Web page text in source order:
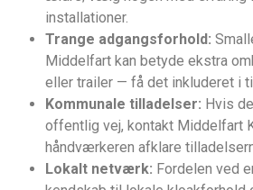
installationer.
Trange adgangsforhold:
Middelfart kan betyde ekstra
eller trailer — få det inkluderet i
Kommunale tilladelser: Hvis
offentlig vej, kontakt Middelfart
håndværkeren afklare
Lokalt netværk: Fordelen ved